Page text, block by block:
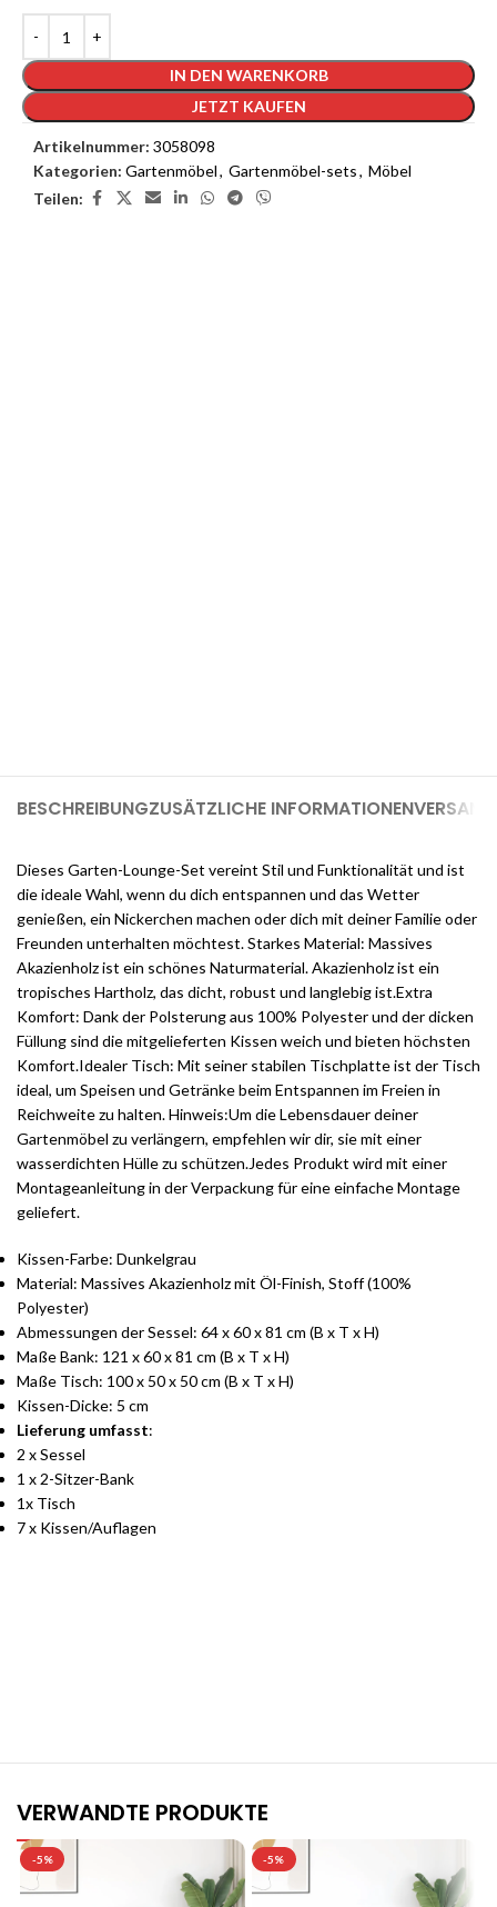
IN DEN WARENKORB
JETZT KAUFEN
Artikelnummer: 3058098
Kategorien: Gartenmöbel, Gartenmöbel-sets, Möbel
Teilen:
BESCHREIBUNGZUSÄTZLICHE INFORMATIONEN
Dieses Garten-Lounge-Set vereint Stil und Funktionalität und ist
die ideale Wahl, wenn du dich entspannen und das Wetter
genießen, ein Nickerchen machen oder dich mit deiner Familie oder
Freunden unterhalten möchtest. Starkes Material: Massives
Akazienholz ist ein schönes Naturmaterial. Akazienholz ist ein
tropisches Hartholz, das dicht, robust und langlebig ist.Extra
Komfort: Dank der Polsterung aus 100% Polyester und der dicken
Füllung sind die mitgelieferten Kissen weich und bieten höchsten
Komfort.Idealer Tisch: Mit seiner stabilen Tischplatte ist der Tisch
ideal, um Speisen und Getränke beim Entspannen im Freien in
Reichweite zu halten. Hinweis:Um die Lebensdauer deiner
Gartenmöbel zu verlängern, empfehlen wir dir, sie mit einer
wasserdichten Hülle zu schützen.Jedes Produkt wird mit einer
Montageanleitung in der Verpackung für eine einfache Montage
geliefert.
Kissen-Farbe: Dunkelgrau
Material: Massives Akazienholz mit Öl-Finish, Stoff (100%
Polyester)
Abmessungen der Sessel: 64 x 60 x 81 cm (B x T x H)
Maße Bank: 121 x 60 x 81 cm (B x T x H)
Maße Tisch: 100 x 50 x 50 cm (B x T x H)
Kissen-Dicke: 5 cm
Lieferung umfasst:
2 x Sessel
1 x 2-Sitzer-Bank
1x Tisch
7 x Kissen/Auflagen
VERWANDTE PRODUKTE
-5% -5%